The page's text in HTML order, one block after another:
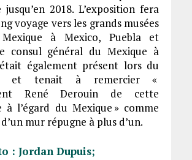
2018. L’exposition fera
voyage vers les grands musées
à Mexico, Puebla et
consul général du Mexique à
également présent lors du
et tenait à remercier «
René Derouin de cette
à l’égard du Mexique » comme
mur répugne à plus d’un.